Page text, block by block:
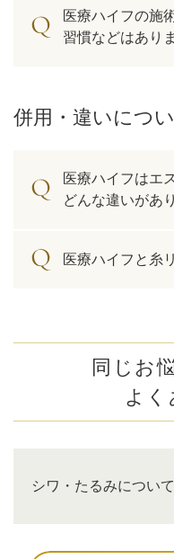
医療ハイフの施
習慣などはあり
併用・違いにつ
医療ハイフはエ
どんな違いがあ
医療ハイフと糸
同じお
よく
シワ・たるみについて